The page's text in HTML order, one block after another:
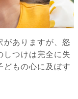
がありますが、怒
しつけは完全に失
どもの心に及ぼす